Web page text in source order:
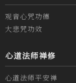
观音心咒功德
大悲咒功效
心道法师禅修
心道法师平安禅